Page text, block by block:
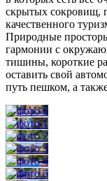
скрытых сокровищ,
качественного
Природные
гармонии с
тишины, короткие
оставить свой
путь пешком, а